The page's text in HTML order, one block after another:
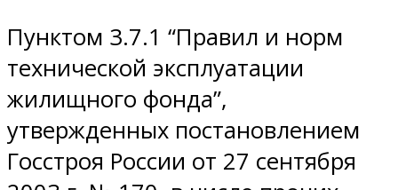
Пунктом 3.7.1 “Правил и норм
технической эксплуатации
жилищного фонда”,
утвержденных постановлением
Госстроя России от 27 сентября